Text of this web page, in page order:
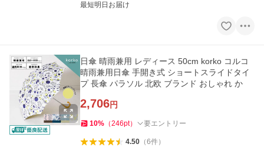
最短明日お届け
日傘 晴雨兼用 レディース 50cm korko コルコ
晴雨兼用日傘 手開き式 ショートスライドタイ
プ 長傘 パラソル 北欧 ブランド おしゃれ か
2,706円
10% （246pt） 要エントリー
4.50（6件）